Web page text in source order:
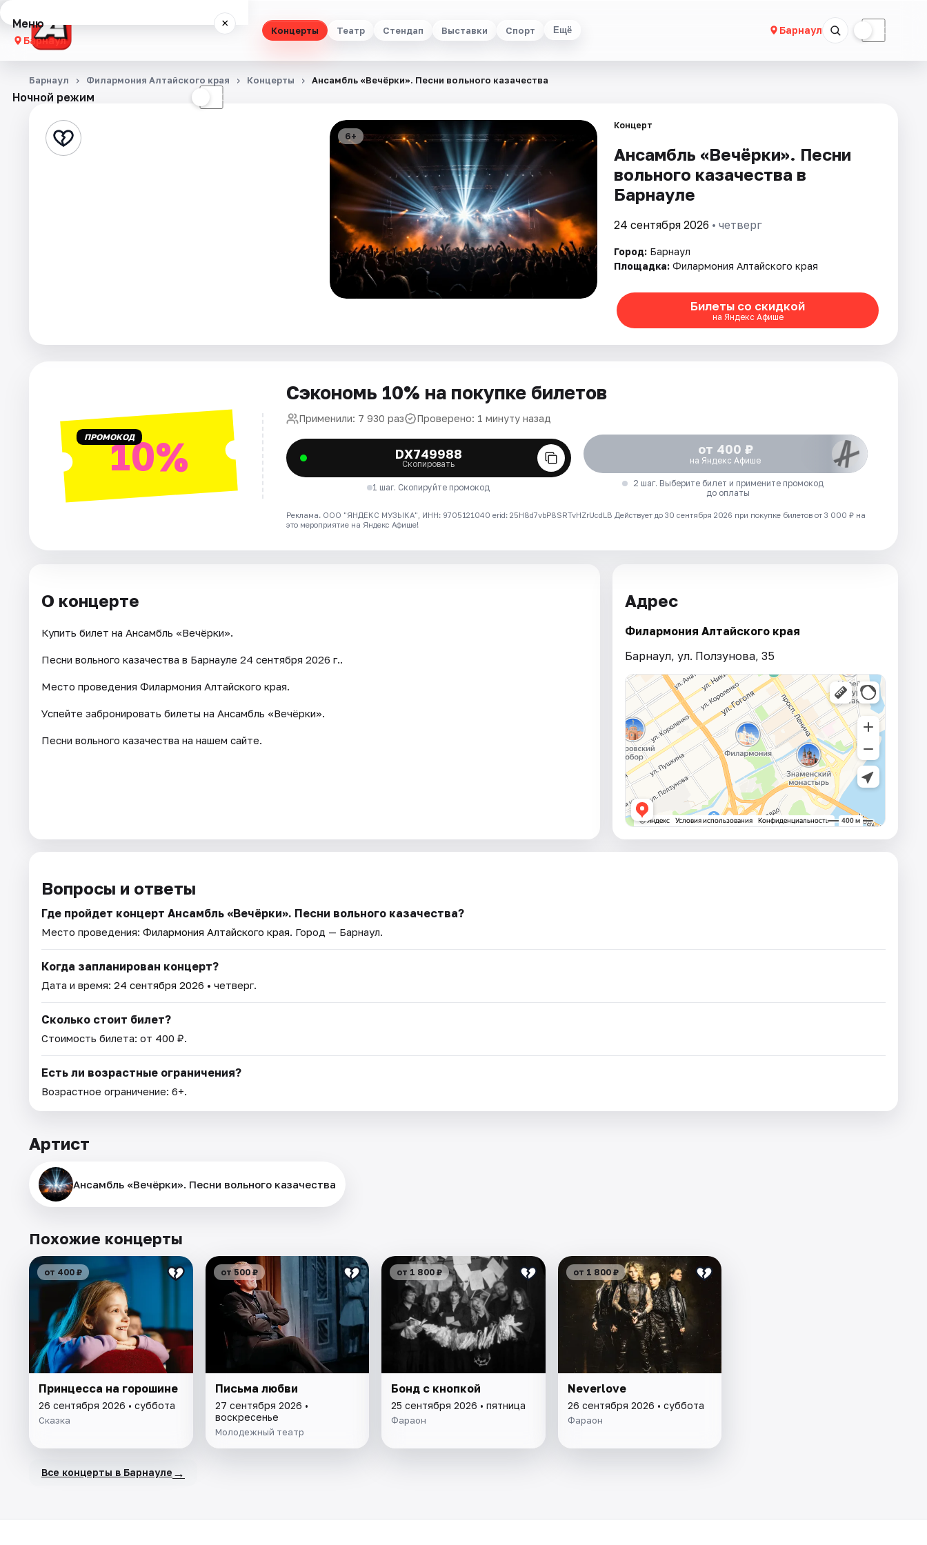
Концерты Театр Стендап Выставки Спорт Ещё Барнаул ☾
Меню ×
Барнаул
Концерты
Стендап
Артисты
Ночной режим ☾
Барнаул Филармония Алтайского края Концерты Ансамбль «Вечёрки». Песни вольного казачества
6+
Концерт
Ансамбль «Вечёрки». Песни
вольного казачества в
Барнауле
24 сентября 2026 • четверг
Город: Барнаул
Площадка: Филармония Алтайского края
Билеты со скидкой
на Яндекс Афише
ПРОМОКОД10%
Сэкономь 10% на покупке билетов
Применили: 7 930 раз Проверено: 1 минуту назад
DX749988
Скопировать
1 шаг. Скопируйте промокод
от 400 ₽
на Яндекс Афише
2 шаг. Выберите билет и примените промокод
до оплаты
Реклама. ООО "ЯНДЕКС МУЗЫКА", ИНН: 9705121040 erid: 25H8d7vbP8SRTvHZrUcdLB Действует до 30 сентября 2026 при покупке билетов от 3 000 ₽ на
это мероприятие на Яндекс Афише!
О концерте
Купить билет на Ансамбль «Вечёрки».
Песни вольного казачества в Барнауле 24 сентября 2026 г..
Место проведения Филармония Алтайского края.
Успейте забронировать билеты на Ансамбль «Вечёрки».
Песни вольного казачества на нашем сайте.
Адрес
Филармония Алтайского края
Барнаул, ул. Ползунова, 35
Вопросы и ответы
Где пройдет концерт Ансамбль «Вечёрки». Песни вольного казачества?
Место проведения: Филармония Алтайского края. Город — Барнаул.
Когда запланирован концерт?
Дата и время: 24 сентября 2026 • четверг.
Сколько стоит билет?
Стоимость билета: от 400 ₽.
Есть ли возрастные ограничения?
Возрастное ограничение: 6+.
Артист
Ансамбль «Вечёрки». Песни вольного казачества
Похожие концерты
от 400 ₽
Принцесса на горошине
26 сентября 2026 • суббота
Сказка
от 500 ₽
Письма любви
27 сентября 2026 •
воскресенье
Молодежный театр
от 1 800 ₽
Бонд с кнопкой
25 сентября 2026 • пятница
Фараон
от 1 800 ₽
Neverlove
26 сентября 2026 • суббота
Фараон
Все концерты в Барнауле →